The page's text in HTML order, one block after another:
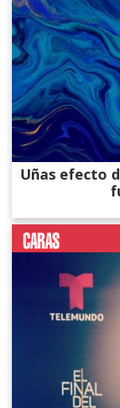
Uñas efecto